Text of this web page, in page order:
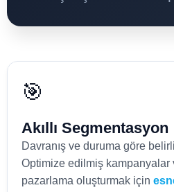
🎯
Akıllı Segmentasyon
Davranış ve duruma göre
Optimize edilmiş
pazarlama oluşturmak için